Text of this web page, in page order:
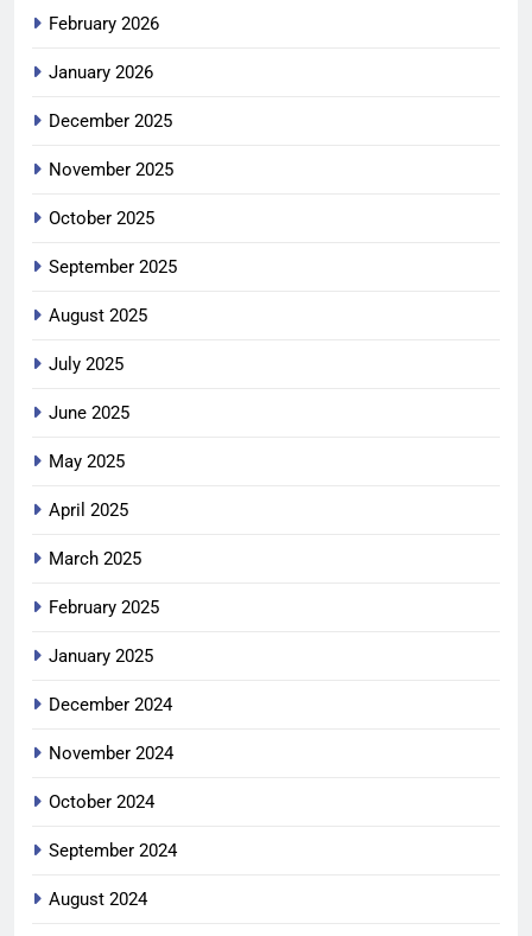
February 2026
January 2026
December 2025
November 2025
October 2025
September 2025
August 2025
July 2025
June 2025
May 2025
April 2025
March 2025
February 2025
January 2025
December 2024
November 2024
October 2024
September 2024
August 2024